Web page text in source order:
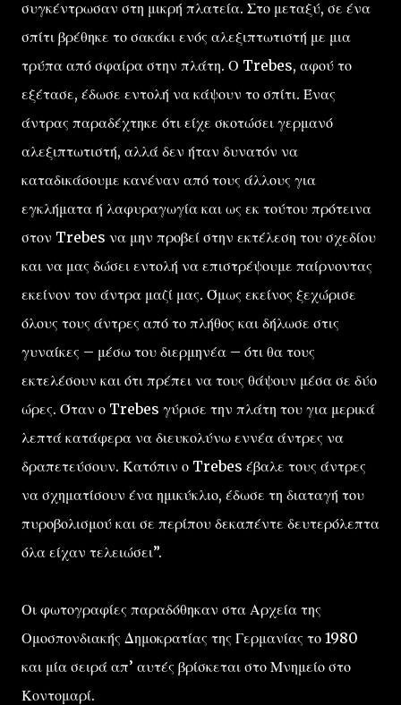
συγκέντρωσαν στη μικρή πλατεία. Στο μεταξύ, σε ένα
σπίτι βρέθηκε το σακάκι ενός αλεξιπτωτιστή με μια
τρύπα από σφαίρα στην πλάτη. Ο Trebes, αφού το
εξέτασε, έδωσε εντολή να κάψουν το σπίτι. Ένας
άντρας παραδέχτηκε ότι είχε σκοτώσει γερμανό
αλεξιπτωτιστή, αλλά δεν ήταν δυνατόν να
καταδικάσουμε κανέναν από τους άλλους για
εγκλήματα ή λαφυραγωγία και ως εκ τούτου πρότεινα
στον Trebes να μην προβεί στην εκτέλεση του σχεδίου
και να μας δώσει εντολή να επιστρέψουμε παίρνοντας
εκείνον τον άντρα μαζί μας. Όμως εκείνος ξεχώρισε
όλους τους άντρες από το πλήθος και δήλωσε στις
γυναίκες – μέσω του διερμηνέα – ότι θα τους
εκτελέσουν και ότι πρέπει να τους θάψουν μέσα σε δύο
ώρες. Όταν ο Trebes γύρισε την πλάτη του για μερικά
λεπτά κατάφερα να διευκολύνω εννέα άντρες να
δραπετεύσουν. Κατόπιν ο Trebes έβαλε τους άντρες
να σχηματίσουν ένα ημικύκλιο, έδωσε τη διαταγή του
πυροβολισμού και σε περίπου δεκαπέντε δευτερόλεπτα
όλα είχαν τελειώσει”.
Οι φωτογραφίες παραδόθηκαν στα Αρχεία της
Ομοσπονδιακής Δημοκρατίας της Γερμανίας το 1980
και μία σειρά απ’ αυτές βρίσκεται στο Μνημείο στο
Κοντομαρί.